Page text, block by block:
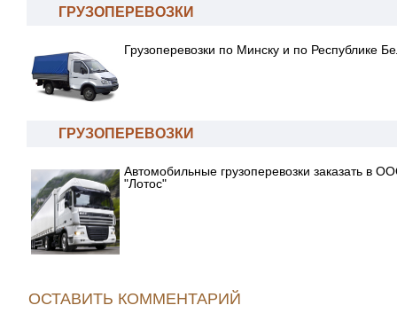
ГРУЗОПЕРЕВОЗКИ
Грузоперевозки по Минску и по Республике
ГРУЗОПЕРЕВОЗКИ
Автомобильные грузоперевозки заказать в
"Лотос"
ОСТАВИТЬ КОММЕНТАРИЙ